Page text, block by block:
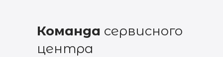
Команда сервисного
центра